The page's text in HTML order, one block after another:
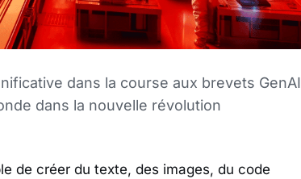
dans la course aux brevets GenAI
dans la nouvelle révolution
de créer du texte, des images, du code